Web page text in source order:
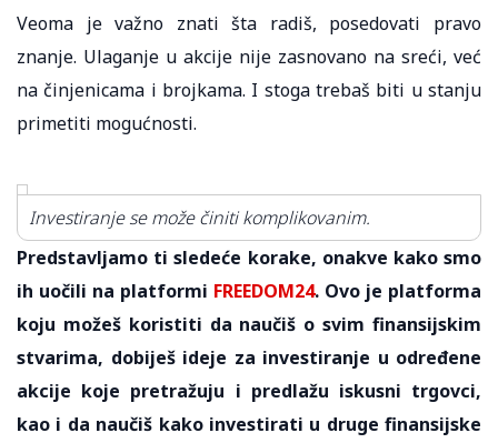
Veoma je važno znati šta radiš, posedovati pravo
znanje. Ulaganje u akcije nije zasnovano na sreći, već
na činjenicama i brojkama. I stoga trebaš biti u stanju
primetiti mogućnosti.
Investiranje se može činiti komplikovanim.
Predstavljamo ti sledeće korake, onakve kako smo
ih uočili na platformi FREEDOM24. Ovo je platforma
koju možeš koristiti da naučiš o svim finansijskim
stvarima, dobiješ ideje za investiranje u određene
akcije koje pretražuju i predlažu iskusni trgovci,
kao i da naučiš kako investirati u druge finansijske